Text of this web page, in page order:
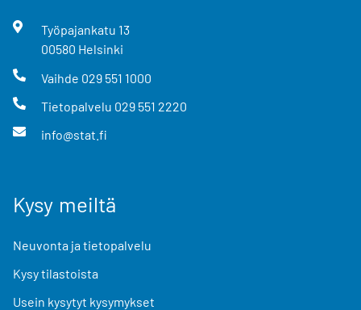
Työpajankatu 13
00580 Helsinki
Vaihde 029 551 1000
Tietopalvelu 029 551 2220
info@stat.fi
Kysy meiltä
Neuvonta ja tietopalvelu
Kysy tilastoista
Usein kysytyt kysymykset